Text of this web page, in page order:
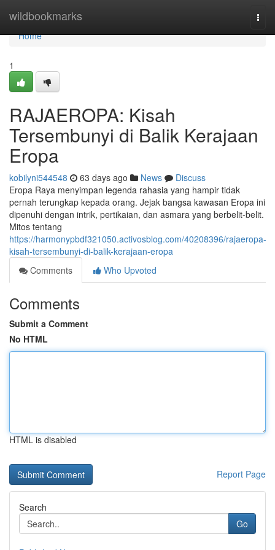
wildbookmarks
Home
Home
1
RAJAEROPA: Kisah
Tersembunyi di Balik Kerajaan
Eropa
kobilyni544548 63 days ago News
Discuss
Eropa Raya menyimpan legenda rahasia yang hampir tidak
pernah terungkap kepada orang. Jejak bangsa kawasan Eropa ini
dipenuhi dengan intrik, pertikaian, dan asmara yang berbelit-belit.
Mitos tentang
https://harmonypbdf321050.activosblog.com/40208396/rajaeropa-
kisah-tersembunyi-di-balik-kerajaan-eropa
Comments
Who Upvoted
Comments
Submit a Comment
No HTML
HTML is disabled
Report Page
Search
Go